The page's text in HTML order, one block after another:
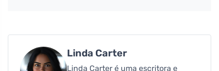
Linda Carter
Linda Carter é uma escritora e